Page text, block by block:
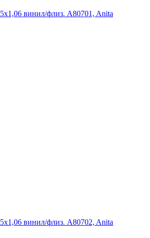
винил/флиз. A80701, Anita
винил/флиз. A80702, Anita